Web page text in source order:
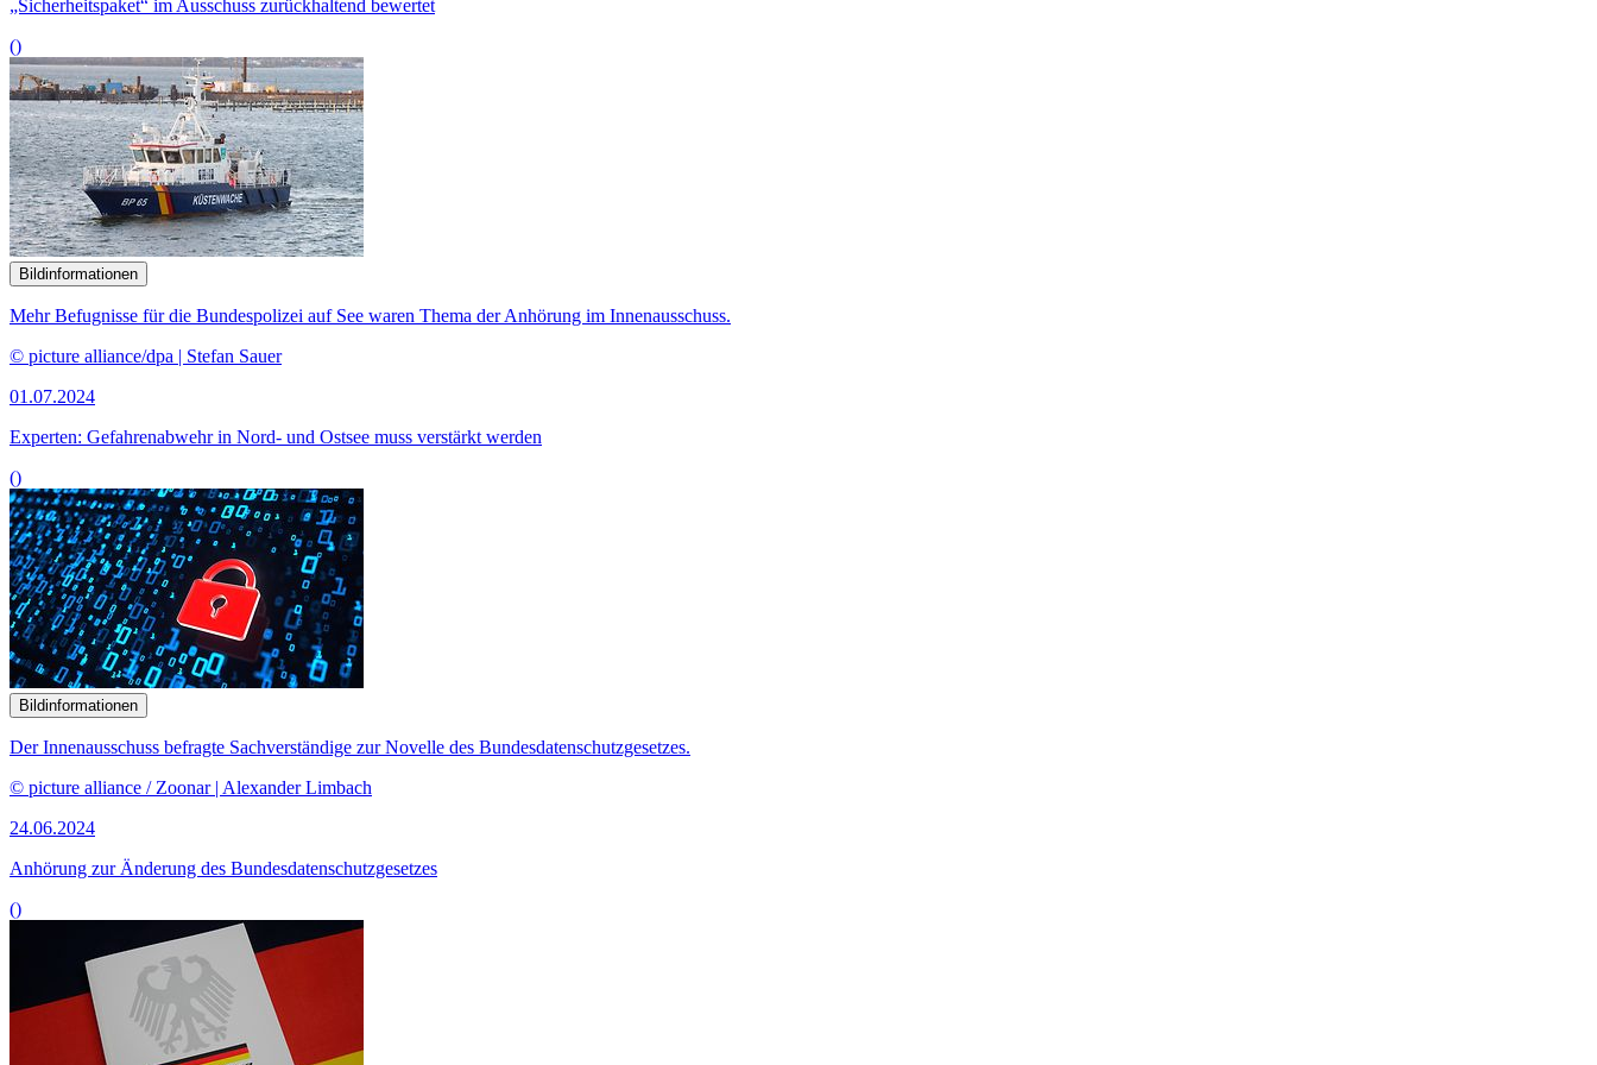
„Sicherheitspaket“ im Ausschuss zurückhaltend bewertet
()
Bildinformationen
Mehr Befugnisse für die Bundespolizei auf See waren Thema der Anhörung im Innenausschuss.
© picture alliance/dpa | Stefan Sauer
01.07.2024
Experten: Gefahrenabwehr in Nord- und Ostsee muss verstärkt werden
()
Bildinformationen
Der Innenausschuss befragte Sachverständige zur Novelle des Bundesdatenschutzgesetzes.
© picture alliance / Zoonar | Alexander Limbach
24.06.2024
Anhörung zur Änderung des Bundesdatenschutzgesetzes
()